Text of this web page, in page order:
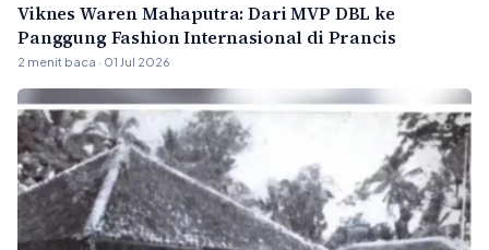
Viknes Waren Mahaputra: Dari MVP DBL ke
Panggung Fashion Internasional di Prancis
2 menit baca · 01 Jul 2026